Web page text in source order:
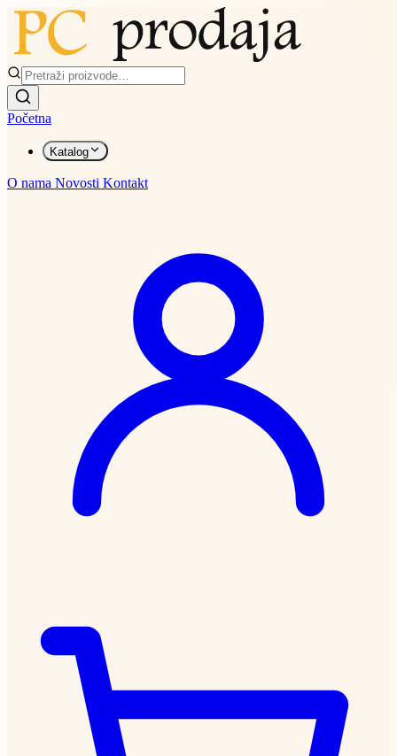
Početna
Katalog
O nama Novosti Kontakt